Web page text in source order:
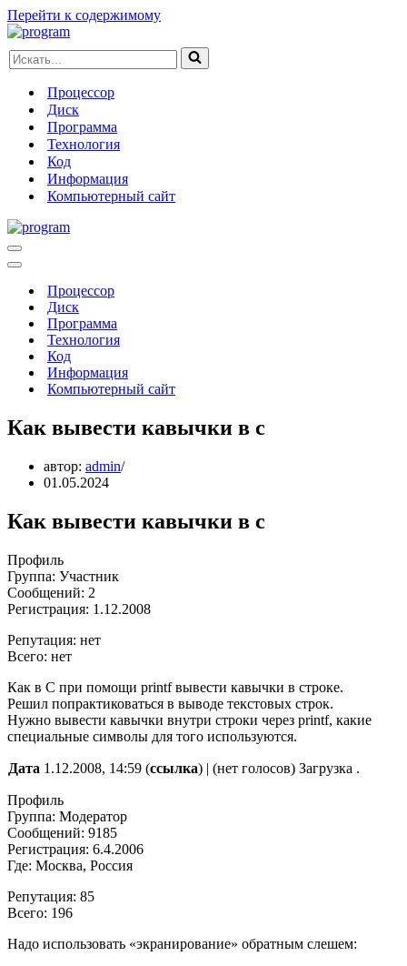
Перейти к содержимому
Искать...
Процессор
Диск
Программа
Технология
Код
Информация
Компьютерный сайт
Меню
навигации
Меню
навигацииПроцессор
Диск
Программа
Технология
Код
Информация
Компьютерный сайт
Как вывести кавычки в c
автор: admin
01.05.2024
Как вывести кавычки в c
Профиль
Группа: Участник
Сообщений: 2
Регистрация: 1.12.2008
Репутация: нет
Всего: нет
Как в C при помощи printf вывести кавычки в строке.
Решил попрактиковаться в выводе текстовых строк.
Нужно вывести кавычки внутри строки через printf, какие
специальные символы для того используются.
Дата 1.12.2008, 14:59 (ссылка) | (нет голосов) Загрузка .
Профиль
Группа: Модератор
Сообщений: 9185
Регистрация: 6.4.2006
Где: Москва, Россия
Репутация: 85
Всего: 196
Надо использовать «экранирование» обратным слешем: